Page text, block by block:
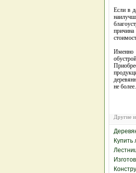
Если в
Именно
не более.
Другие
Купить